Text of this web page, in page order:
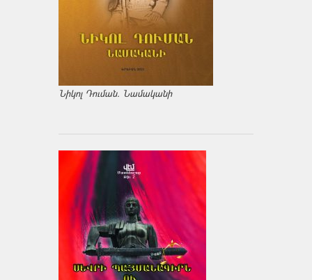
Նիկոլ Դուման. Նամականի